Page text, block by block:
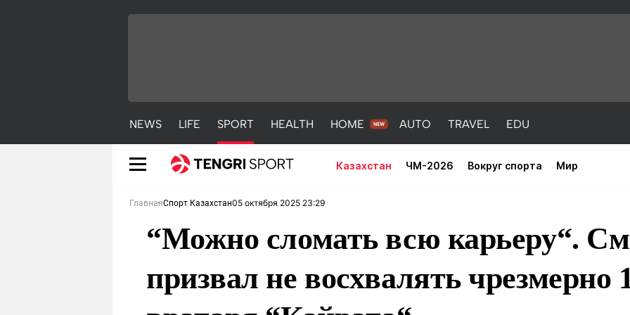
NEWS LIFE SPORT HEALTH HOME AUTO TRAVEL EDU
Казахстан ЧМ-2026 Вокруг спорта Мир
Спорт
Новости
ГлавнаяСпорт Казахстан05 октября 2025 23:29
“Можно сломать всю карьеру“.
призвал не восхвалять чрезмерно